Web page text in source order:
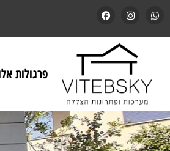
פרגולות